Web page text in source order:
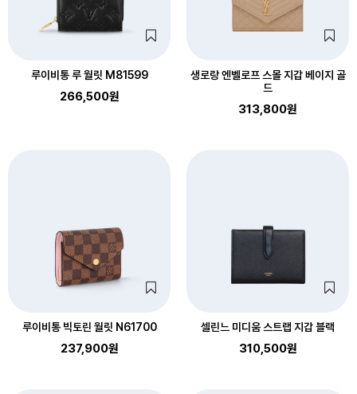
루이비통 루 월릿 M81599
266,500원
생로랑 엔벨로프 스몰 지갑 베이지 골
드
313,800원
루이비통 빅토린 월릿 N61700
237,900원
셀린느 미디움 스트랩 지갑 블랙
310,500원